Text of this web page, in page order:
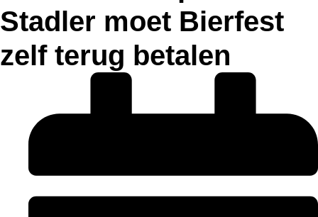
Stadler moet Bierfest
zelf terug betalen